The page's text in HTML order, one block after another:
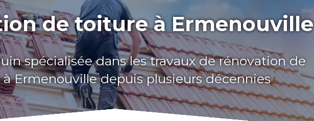
de toiture à Ermenouville
spécialisée dans les travaux de rénovation de
Ermenouville depuis plusieurs décennies